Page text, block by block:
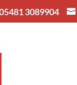
3089904